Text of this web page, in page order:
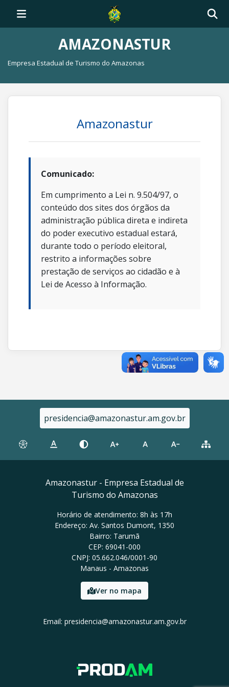
AMAZONASTUR
Empresa Estadual de Turismo do Amazonas
Amazonastur
Comunicado:
Em cumprimento a Lei n. 9.504/97, o
conteúdo dos sites dos órgãos da
administração pública direta e indireta
do poder executivo estadual estará,
durante todo o período eleitoral,
restrito a informações sobre
prestação de serviços ao cidadão e à
Lei de Acesso à Informação.
presidencia@amazonastur.am.gov.br
Amazonastur - Empresa Estadual de
Turismo do Amazonas
Horário de atendimento: 8h às 17h
Endereço: Av. Santos Dumont, 1350
Bairro: Tarumã
CEP: 69041-000
CNPJ: 05.662.046/0001-90
Manaus - Amazonas
Ver no mapa
Email: presidencia@amazonastur.am.gov.br